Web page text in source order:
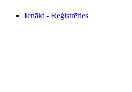
Ienākt - Reģistrēties